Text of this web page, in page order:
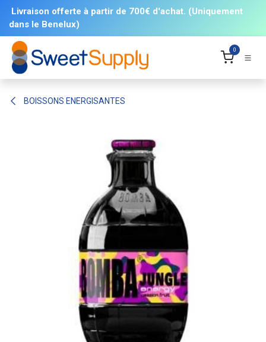
Livraison offerte à partir de 700€ d'achat. (Uniquement
dans le Benelux)
0
BOISSONS ENERGISANTES